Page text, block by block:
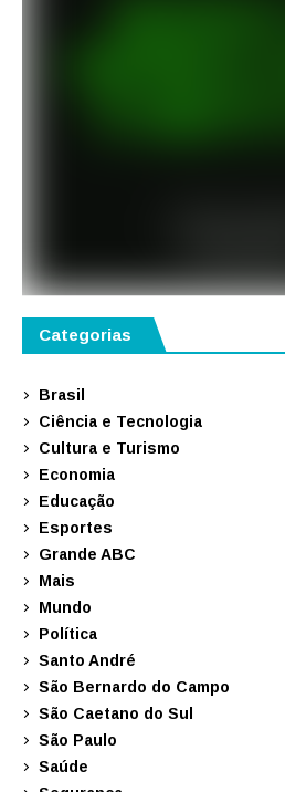
Categorias
Brasil
Ciência e Tecnologia
Cultura e Turismo
Economia
Educação
Esportes
Grande ABC
Mais
Mundo
Política
Santo André
São Bernardo do Campo
São Caetano do Sul
São Paulo
Saúde